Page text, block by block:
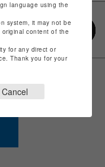
language using the
system, it may not be
content of the
for any direct or
Thank you for your
Cancel